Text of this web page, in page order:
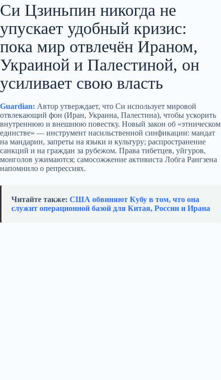
Си Цзиньпин никогда не
упускает удобный кризис:
пока мир отвлечён Ираном,
Украиной и Палестиной, он
усиливает свою власть
Guardian: Автор утверждает, что Си использует мировой
отвлекающий фон (Иран, Украина, Палестина), чтобы ускорить
внутреннюю и внешнюю повестку. Новый закон об «этническом
единстве» — инструмент насильственной синфикации: мандат
на мандарин, запреты на языки и культуру; распространение
санкций и на граждан за рубежом. Права тибетцев, уйгуров,
монголов ужимаются; самосожжение активиста Лобга Рангзена
напомнило о репрессиях.
Читайте также: США обвиняют Кубу в том, что она
служит операционной базой для Китая, России и Ирана